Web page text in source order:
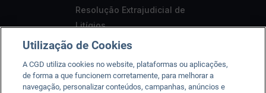
Resolução Extrajudicial de
Litígios
Segurança
Acessibilidade
Utilização de Cookies
A CGD utiliza cookies no website, plataformas ou aplicações,
de forma a que funcionem corretamente, para melhorar a
navegação, personalizar conteúdos, campanhas, anúncios e